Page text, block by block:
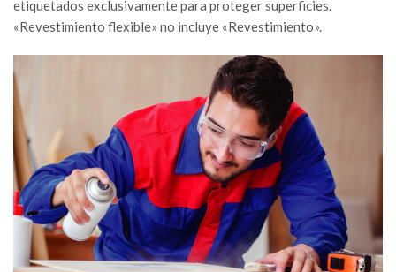
etiquetados exclusivamente para proteger superficies.
«Revestimiento flexible» no incluye «Revestimiento».